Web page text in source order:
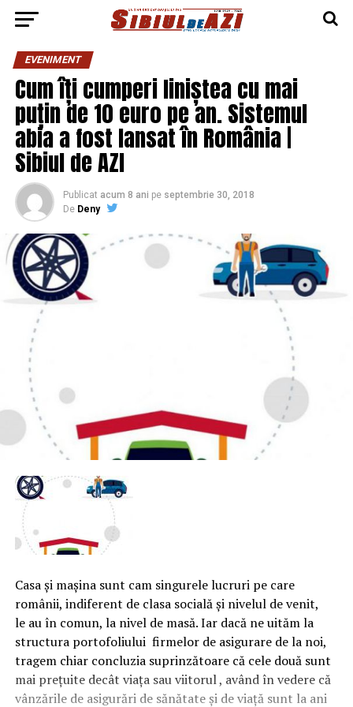
EVENIMENT
Cum îți cumperi liniștea cu mai
puțin de 10 euro pe an. Sistemul
abia a fost lansat în România |
Sibiul de AZI
Publicat acum 8 ani pe septembrie 30, 2018
De Deny
Casa şi maşina sunt cam singurele lucruri pe care
românii, indiferent de clasa socială şi nivelul de venit,
le au în comun, la nivel de masă. Iar dacă ne uităm la
structura portofoliului firmelor de asigurare de la noi,
tragem chiar concluzia suprinzătoare că cele două sunt
mai preţuite decât viaţa sau viitorul , având în vedere că
vânzările de asigurări de sănătate şi de viaţă sunt la ani